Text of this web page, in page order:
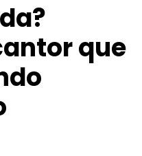
que